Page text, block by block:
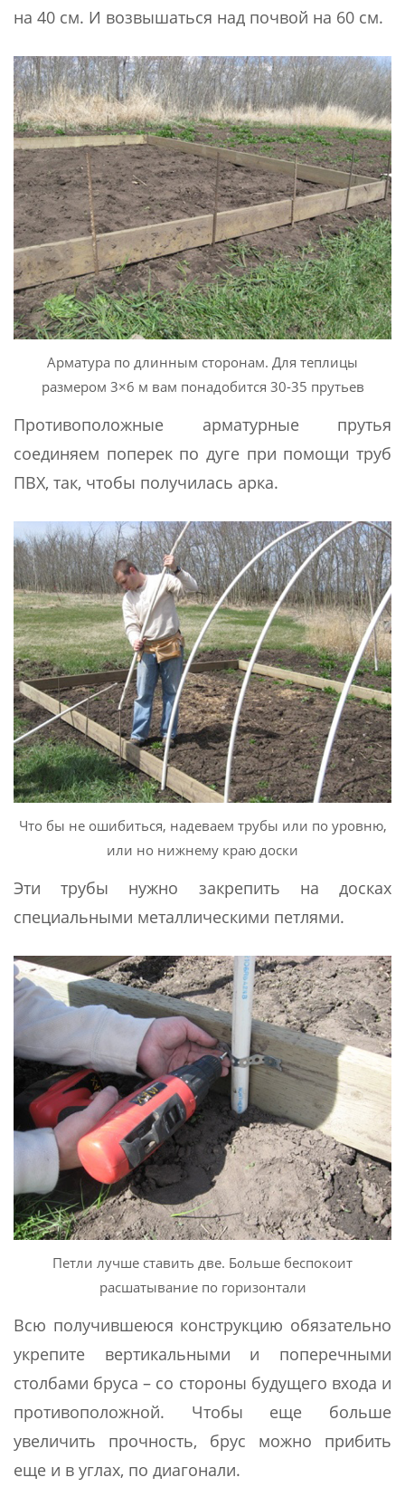
на 40 см. И возвышаться над почвой на 60 см.
Арматура по длинным сторонам. Для теплицы
размером 3×6 м вам понадобится 30-35 прутьев
Противоположные арматурные прутья
соединяем поперек по дуге при помощи труб
ПВХ, так, чтобы получилась арка.
Что бы не ошибиться, надеваем трубы или по уровню,
или но нижнему краю доски
Эти трубы нужно закрепить на досках
специальными металлическими петлями.
Петли лучше ставить две. Больше беспокоит
расшатывание по горизонтали
Всю получившеюся конструкцию обязательно
укрепите вертикальными и поперечными
столбами бруса – со стороны будущего входа и
противоположной. Чтобы еще больше
увеличить прочность, брус можно прибить
еще и в углах, по диагонали.